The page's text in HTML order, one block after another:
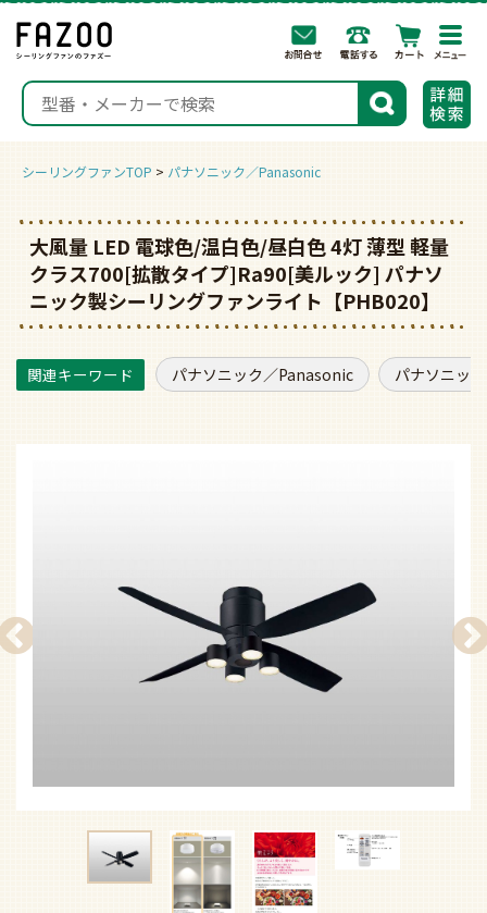
検索
シーリングファンTOP パナソニック／Panasonic
大風量 LED 電球色/温白色/昼白色 4灯 薄型 軽量
クラス700[拡散タイプ]Ra90[美ルック] パナソ
ニック製シーリングファンライト【PHB020】
パナソニック／Panasonic パナソニッ